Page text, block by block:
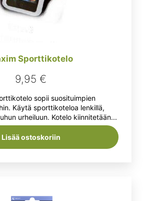
Sporttikotelo
9,95€
sopii suosituimpien
Käytä sporttikoteloa lenkillä,
urheiluun. Kotelo kiinnitetään...
Lisää ostoskoriin